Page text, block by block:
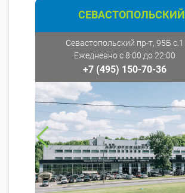
СЕВАСТОПОЛЬСКИЙ
Севастопольский пр-т, 95Б с.1
Ежедневно с 8:00 до 22:00
+7 (495) 150-70-36